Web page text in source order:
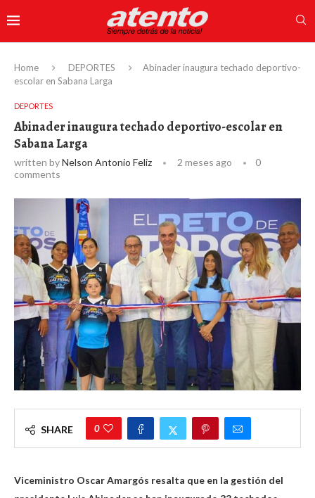
Home DEPORTES
Abinader inaugura techado deportivo-
escolar en Sabana Larga
DEPORTES
Abinader inaugura techado deportivo-escolar en
Sabana Larga
written byNelson Antonio Feliz 2 meses ago
0
comments
SHARE 0
Viceministro Oscar Amargós resalta que en la gestión del